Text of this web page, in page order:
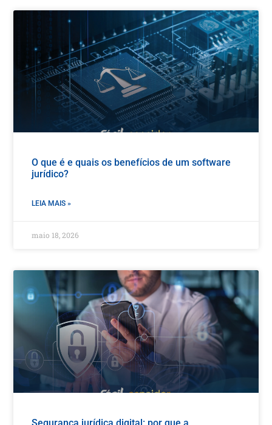
O que é e quais os benefícios de um software
jurídico?
LEIA MAIS »
maio 18, 2026